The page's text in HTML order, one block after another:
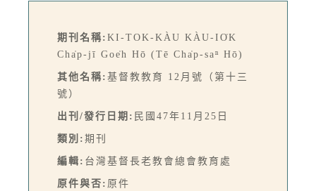
期刊名稱: KI-TOK-KÀU KÀU-IO̍K
Cha̍p-jī Goe̍h Hō (Tē Cha̍p-saⁿ Hō)
其他名稱: 基督教教育 12月號（第十三
號）
出刊/發行日期: 民國47年11月25日
類別: 期刊
編輯: 台灣基督長老教會總會教育處
原件與否: 原件